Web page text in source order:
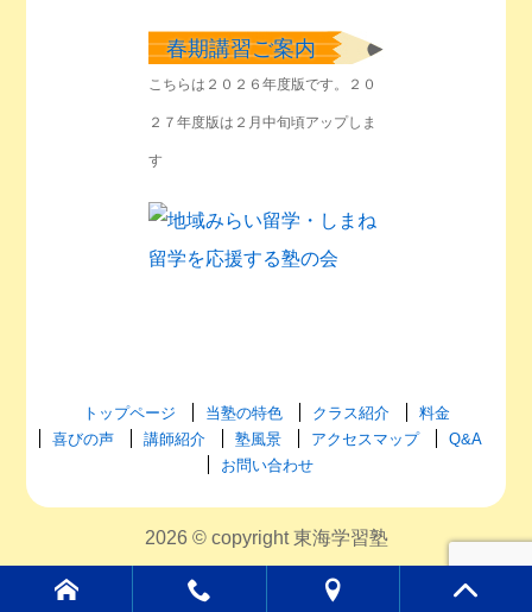
春期講習ご案内
こちらは２０２６年度版です。２０
２７年度版は２月中旬頃アップしま
す
トップページ 当塾の特色 クラス紹介
料金
喜びの声
講師紹介 塾風景 アクセスマップ
Q&A
お問い合わせ
2026 © copyright 東海学習塾